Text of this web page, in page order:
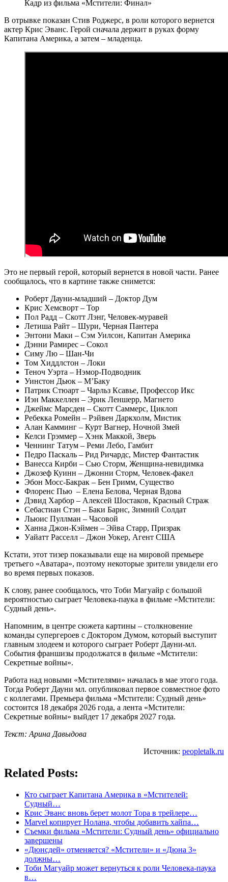
Кадр из фильма «Мстители: Финал»
В отрывке показан Стив Роджерс, в роли которого вернется
актер Крис Эванс. Герой сначала держит в руках форму
Капитана Америка, а затем – младенца.
Это не первый герой, который вернется в новой части. Ранее
сообщалось, что в картине также снимется:
Роберт Дауни-младший – Доктор Дум
Крис Хемсворт – Тор
Пол Радд – Скотт Лэнг, Человек-муравей
Летиша Райт – Шури, Черная Пантера
Энтони Маки – Сэм Уилсон, Капитан Америка
Дэнни Рамирес – Сокол
Симу Лю – Шан-Чи
Том Хиддлстон – Локи
Теноч Уэрта – Нэмор-Подводник
Уинстон Дьюк – М’Баку
Патрик Стюарт – Чарльз Ксавье, Профессор Икс
Иэн Маккеллен – Эрик Леншерр, Магнето
Джеймс Марсден – Скотт Саммерс, Циклоп
Ребекка Ромейн – Рэйвен Даркхолм, Мистик
Алан Камминг – Курт Вагнер, Ночной Змей
Келси Грэммер – Хэнк Маккой, Зверь
Ченнинг Татум – Реми Лебо, Гамбит
Педро Паскаль – Рид Ричардс, Мистер Фантастик
Ванесса Кирби – Сью Сторм, Женщина-невидимка
Джозеф Куинн – Джонни Сторм, Человек-факел
Эбон Мосс-Бакрак – Бен Гримм, Существо
Флоренс Пью – Елена Белова, Черная Вдова
Дэвид Харбор – Алексей Шостаков, Красный Страж
Себастиан Стэн – Баки Барнс, Зимний Солдат
Льюис Пуллман – Часовой
Ханна Джон-Кэймен – Эйва Старр, Призрак
Уайатт Расселл – Джон Уокер, Агент США
Кстати, этот тизер показывали еще на мировой премьере
третьего «Аватара», поэтому некоторые зрители увидели его
во время первых показов.
К слову, ранее сообщалось, что Тоби Магуайр с большой
вероятностью сыграет Человека-паука в фильме «Мстители:
Судный день».
Напомним, в центре сюжета картины – столкновение
команды супергероев с Доктором Думом, который выступит
главным злодеем и которого сыграет Роберт Дауни-мл.
События франшизы продолжатся в фильме «Мстители:
Секретные войны».
Работа над новыми «Мстителями» началась в мае этого года.
Тогда Роберт Дауни мл. опубликовал первое совместное фото
с коллегами. Премьера фильма «Мстители: Судный день»
состоится 18 декабря 2026 года, а лента «Мстители:
Секретные войны» выйдет 17 декабря 2027 года.
Текст: Арина Давыдова
Источник: peopletalk.ru
Related Posts:
Кто сыграет Капитана Америка в «Мстителей:
Cудный…
Крис Эванс вновь берет молот Тора в трейлере…
Marvel копирует Нолана, чтобы добавить хайпа…
Съемки фильма «Мстители: Судный день» официально
завершены
«Дюнсдей» отменяется? «Мстители» и «Дюна 3»
должны…
Тоби Магуайр может вернуться к роли Человека-паука
в…